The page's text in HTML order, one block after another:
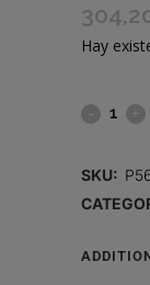
Hay
FILTRO
SKU: